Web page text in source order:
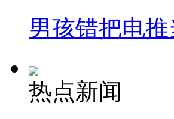
男孩错把电
热点新闻